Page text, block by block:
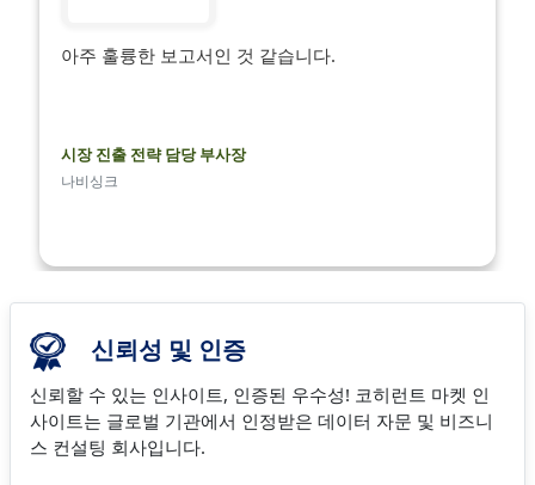
아주 훌륭한 보고서인 것 같습니다.
시장 진출 전략 담당 부사장
나비싱크
신뢰성 및 인증
신뢰할 수 있는 인사이트, 인증된 우수성! 코히런트 마켓 인
사이트는 글로벌 기관에서 인정받은 데이터 자문 및 비즈니
스 컨설팅 회사입니다.